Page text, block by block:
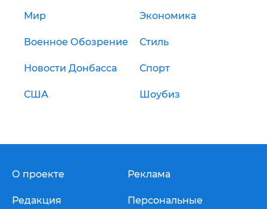
Мир Экономика
Военное Обозрение Стиль
Новости Донбасса Спорт
США Шоубиз
О проекте
Редакция
Реклама
Персональные